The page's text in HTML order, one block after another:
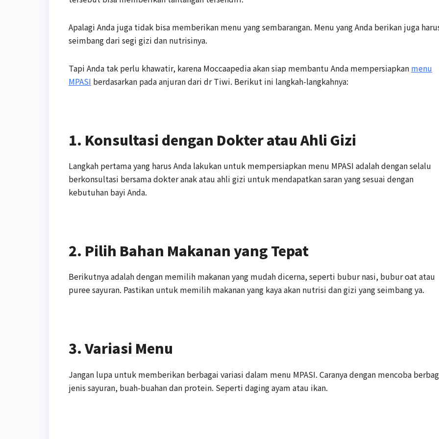
Apalagi Anda juga tidak bisa memberikan menu yang sembarangan. Menu yang Anda berikan juga
seimbang dari segi gizi dan nutrisinya.
Tapi Anda tak perlu khawatir, karena Moccaapedia akan siap membantu Anda mempersiapkan menu
MPASI berdasarkan pada anjuran dari dr Tiwi. Berikut ini langkah-langkahnya:
1. Konsultasi dengan Dokter atau Ahli Gizi
Langkah pertama yang harus Anda lakukan untuk mempersiapkan menu MPASI adalah dengan selalu
berkonsultasi bersama dokter anak atau ahli gizi untuk mendapatkan saran yang sesuai dengan
kebutuhan bayi Anda.
2. Pilih Bahan Makanan yang Tepat
Berikutnya adalah dengan memilih makanan yang mudah dicerna, seperti bubur nasi, bubur oat atau
puree sayuran. Pastikan untuk memilih makanan yang kaya akan nutrisi dan gizi yang seimbang ya.
3. Variasi Menu
Jangan lupa untuk memberikan berbagai variasi dalam menu MPASI. Caranya dengan mencoba
jenis sayuran, buah-buahan dan protein. Seperti daging ayam atau ikan.